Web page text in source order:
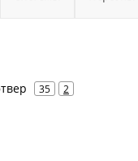
35 2